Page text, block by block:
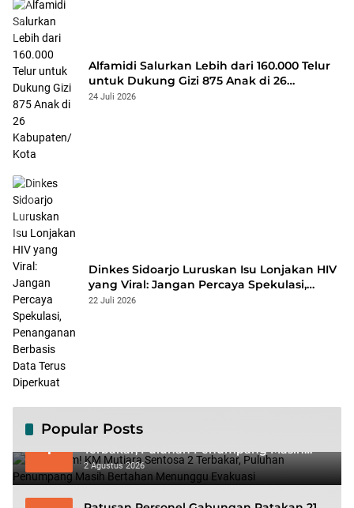
Alfamidi Salurkan Lebih dari 160.000 Telur
untuk Dukung Gizi 875 Anak di 26
Kabupaten/Kota
24 Juli 2026
Dinkes Sidoarjo Luruskan Isu Lonjakan HIV
yang Viral: Jangan Percaya Spekulasi,
Penanganan Berbasis Data Terus
22 Juli 2026
Popular Posts
1
Mencekam! KM Mutiara Sentosa 2
Terbakar, Puluhan Penumpang Masih
Bertahan Menunggu Evakuasi
2 Agustus 2026